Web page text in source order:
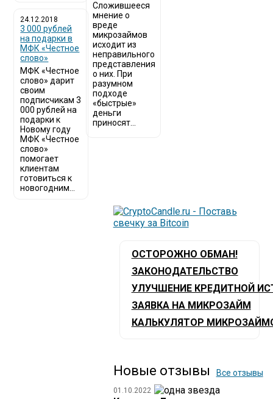
24.12.2018
3 000 рублей
на подарки в
МФК «Честное
слово»
МФК «Честное
слово» дарит
своим
подписчикам 3
000 рублей на
подарки к
Новому году
МФК «Честное
слово»
помогает
клиентам
готовиться к
новогодним...
Сложившееся
мнение о
вреде
микрозаймов
исходит из
неправильного
представления
о них. При
разумном
подходе
«быстрые»
деньги
приносят...
ОСТОРОЖНО ОБМАН!
ЗАКОНОДАТЕЛЬСТВО
УЛУЧШЕНИЕ КРЕДИТНОЙ
ЗАЯВКА НА МИКРОЗАЙМ
КАЛЬКУЛЯТОР
Новые отзывы Все отзывы
01.10.2022